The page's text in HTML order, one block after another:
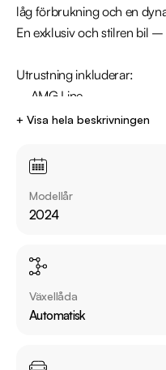
låg förbrukning och en
En exklusiv och stilren bil
Utrustning inkluderar:
  - Fyrhjulsdrift
C-Klass i lager. Se våra bilar
+ Visa hela beskrivningen
Modellår
2024
Växellåda
Automatisk